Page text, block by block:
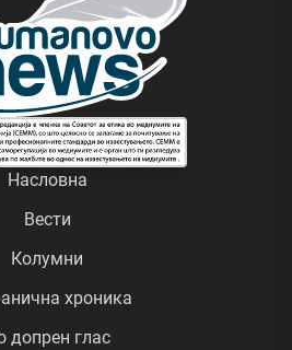
Насловна
Вести
Колумни
хроника
допрен глас